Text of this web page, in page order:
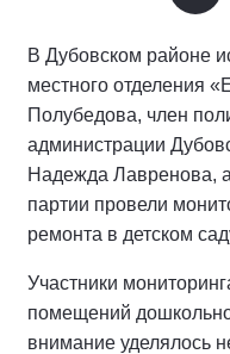
В Дубовском районе
местного отделения
Полубедова, член
администрации
Надежда Лавренова,
партии провели
ремонта в детском
Участники
помещений
внимание уделялось